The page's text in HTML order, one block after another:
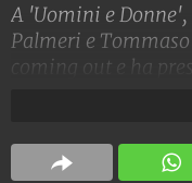
A 'Uomini e
Palmeri e
coming out e ha
Spettacolo
4.053.376.546